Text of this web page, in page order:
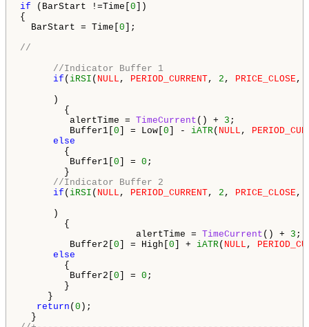
if (BarStart !=Time[ 0 ])
{
BarStart = Time[ 0 ];
//
//Indicator Buffer 1
if ( iRSI ( NULL , PERIOD_CURRENT, 2 , PRICE_CLOSE,
)
{
alertTime = TimeCurrent () + 3 ;
Buffer1[ 0 ] = Low[ 0 ] - iATR( NULL ,
else
{
Buffer1[ 0 ] = 0 ;
}
//Indicator Buffer 2
if ( iRSI ( NULL , PERIOD_CURRENT, 2 , PRICE_CLOSE,
)
{
alertTime = TimeCurrent () + 3 ;
Buffer2[ 0 ] = High[ 0 ] + iATR( NULL ,
else
{
Buffer2[ 0 ] = 0 ;
}
}
return ( 0 );